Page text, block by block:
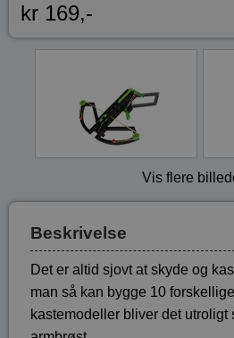
kr 169,-
Vis flere
Beskrivelse
Det er altid sjovt at skyde og
man så kan bygge 10
kastemodeller bliver det utroligt